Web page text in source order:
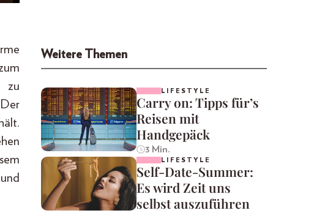
zu
Weitere Themen
LIFESTYLE
Carry on: Tipps für’s
Reisen mit
Handgepäck
3 Min.
LIFESTYLE
Self-Date-Summer:
Es wird Zeit uns
selbst auszuführen